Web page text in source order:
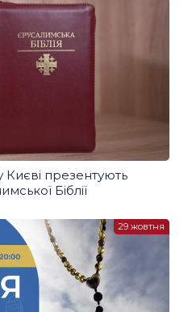
презентують
Біблії
29 жовтня